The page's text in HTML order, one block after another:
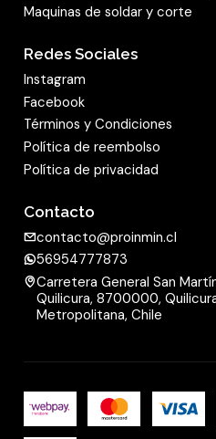
Maquinas de soldar y corte
Redes Sociales
Instagram
Facebook
Términos y Condiciones
Política de reembolso
Política de privacidad
Contacto
contacto@proinmin.cl
56954777873
Carretera General San
Quilicura, 8700000,
Metropolitana, Chile